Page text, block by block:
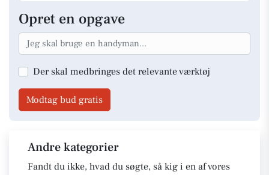
Opret en opgave
Der skal medbringes det relevante værktøj
Modtag bud gratis
Andre kategorier
Fandt du ikke, hvad du søgte, så kig i en af vores